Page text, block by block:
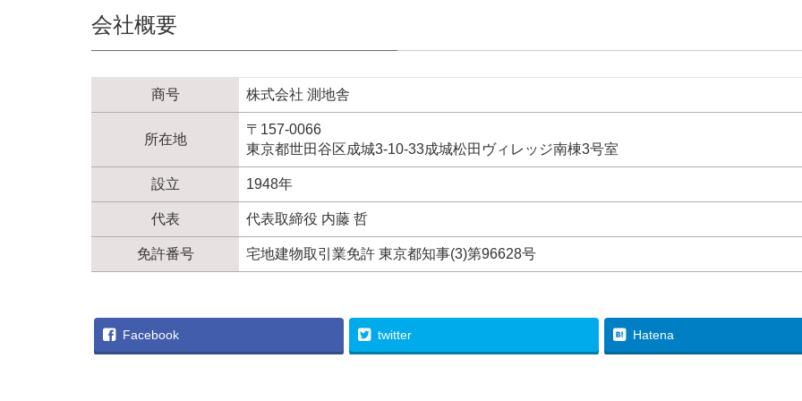
会社概要
商号 株式会社 測地舎
所在地
〒157-0066
東京都世田谷区成城3-10-33成城松田ヴィレッジ南棟3号室
設立 1948年
代表 代表取締役 内藤 哲
免許番号 宅地建物取引業免許 東京都知事(3)第96628号
Facebook twitter Hatena